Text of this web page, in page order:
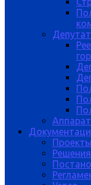
Решения